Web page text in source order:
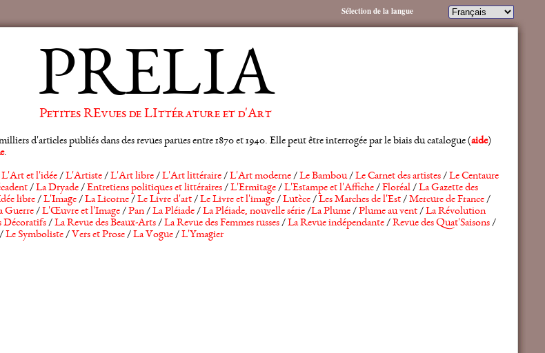
PRELIA
Petites REvues de LIttérature et d'Art
d'articles publiés dans des revues parues entre 1870 et 1940. Elle peut être interrogée par le biais du catalogue (aide)
.
L'Art et l'idée/L'Artiste/L'Art libre/L'Art littéraire/L'Art moderne/Le Bambou/Le Carnet des artistes/Le Centaure
/La Dryade/Entretiens politiques et littéraires/L'Ermitage/L'Estampe et l'Affiche/Floréal/La Gazette des
libre/L'Image/La Licorne/Le Livre d'art/Le Livre et l'image/Lutèce/Les Marches de l'Est/Mercure de France/
Guerre/L'Œuvre et l'Image/Pan/La Pléiade/La Pléiade, nouvelle série/La Plume/Plume au vent/La Révolution
Décoratifs/La Revue des Beaux-Arts/La Revue des Femmes russes/La Revue indépendante/Revue des Quat'Saisons/
/Le Symboliste/ Vers et Prose/La Vogue/L'Ymagier
Sélection de la langue